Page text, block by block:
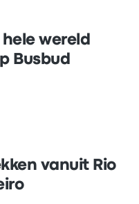
wereld
Busbud
vanuit Rio